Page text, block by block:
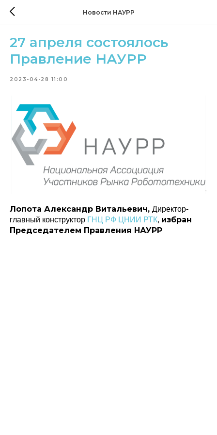
Новости НАУРР
27 апреля состоялось
Правление НАУРР
2023-04-28 11:00
Лопота Александр Витальевич, Директор-
главный конструктор ГНЦ РФ ЦНИИ РТК, избран
Председателем Правления НАУРР